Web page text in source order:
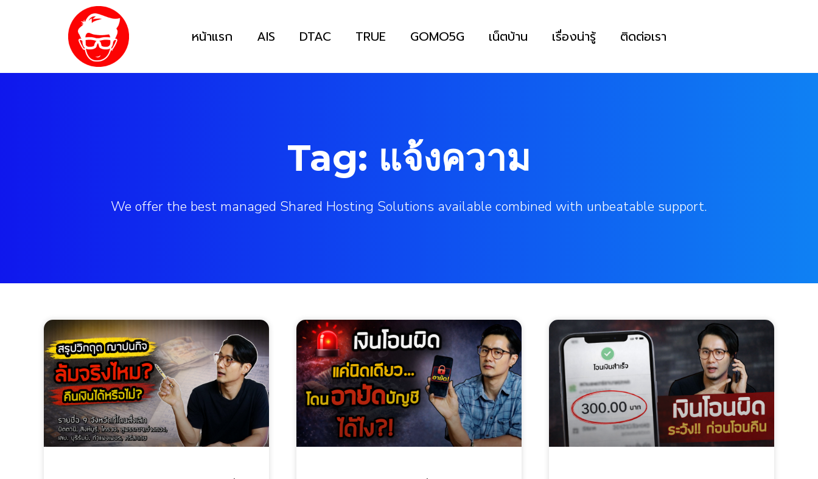
หน้าแรก AIS DTAC TRUE GOMO5G เน็ตบ้าน เรื่องน่ารู้ ติดต่อเรา
Tag: แจ้งความ
We offer the best managed Shared Hosting Solutions available combined with unbeatable support.